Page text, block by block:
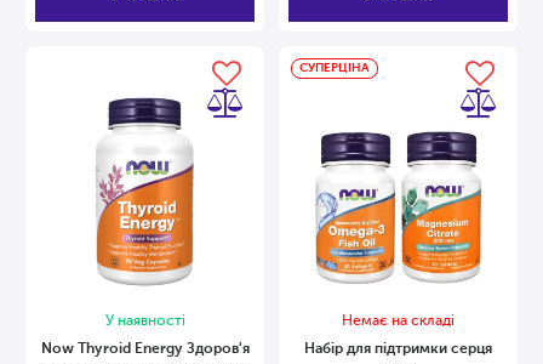
У наявності
Now Thyroid Energy Здоров'я
СУПЕРЦІНА
Немає на складі
Набір для підтримки серця